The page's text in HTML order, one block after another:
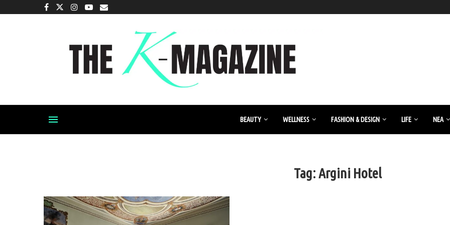
BEAUTY WELLNESS FASHION & DESIGN LIFE ΝΈΑ
Tag: Argini Hotel